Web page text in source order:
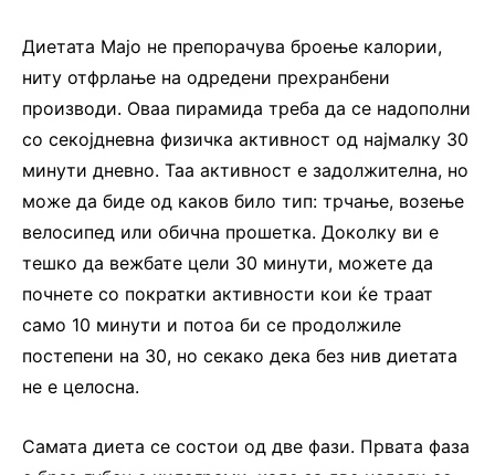
Диетата Мајо не препорачува броење калории,
ниту отфрлање на одредени прехранбени
производи. Оваа пирамида треба да се надополни
со секојдневна физичка активност од најмалку 30
минути дневно. Таа активност е задолжителна, но
може да биде од каков било тип: трчање, возење
велосипед или обична прошетка. Доколку ви е
тешко да вежбате цели 30 минути, можете да
почнете со пократки активности кои ќе траат
само 10 минути и потоа би се продолжиле
постепени на 30, но секако дека без нив диетата
не е целосна.
Самата диета се состои од две фази. Првата фаза